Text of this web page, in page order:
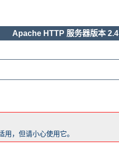
Apache HTTP 服务器版本 2.4
，但请小心使用它。